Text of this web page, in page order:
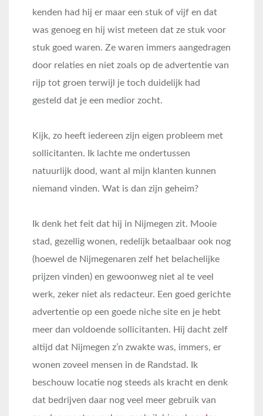
kenden had hij er maar een stuk of vijf en dat
was genoeg en hij wist meteen dat ze stuk voor
stuk goed waren. Ze waren immers aangedragen
door relaties en niet zoals op de advertentie van
rijp tot groen terwijl je toch duidelijk had
gesteld dat je een medior zocht.
Kijk, zo heeft iedereen zijn eigen probleem met
sollicitanten. Ik lachte me ondertussen
natuurlijk dood, want al mijn klanten kunnen
niemand vinden. Wat is dan zijn geheim?
Ik denk het feit dat hij in Nijmegen zit. Mooie
stad, gezellig wonen, redelijk betaalbaar ook nog
(hoewel de Nijmegenaren zelf het belachelijke
prijzen vinden) en gewoonweg niet al te veel
werk, zeker niet als redacteur. Een goed gerichte
advertentie op een goede niche site en je hebt
meer dan voldoende sollicitanten. Hij dacht zelf
altijd dat Nijmegen z’n zwakte was, immers, er
wonen zoveel mensen in de Randstad. Ik
beschouw locatie nog steeds als kracht en denk
dat bedrijven daar nog veel meer gebruik van